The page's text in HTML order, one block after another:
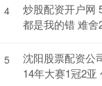
4
炒股配资开户网
都是我的错 难舍
5
沈阳股票配资公
14年大赛1冠2亚